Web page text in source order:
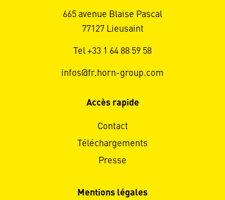
665 avenue Blaise Pascal
77127 Lieusaint
Tel +33 1 64 88 59 58
infos@fr.horn-group.com
Accès rapide
Contact
Téléchargements
Presse
Mentions légales